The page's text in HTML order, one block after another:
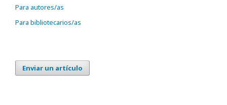
Para autores/as
Para bibliotecarios/as
Enviar un artículo